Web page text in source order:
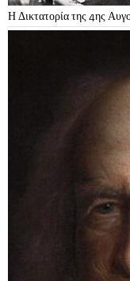
Η Δικτατορία της 4ης